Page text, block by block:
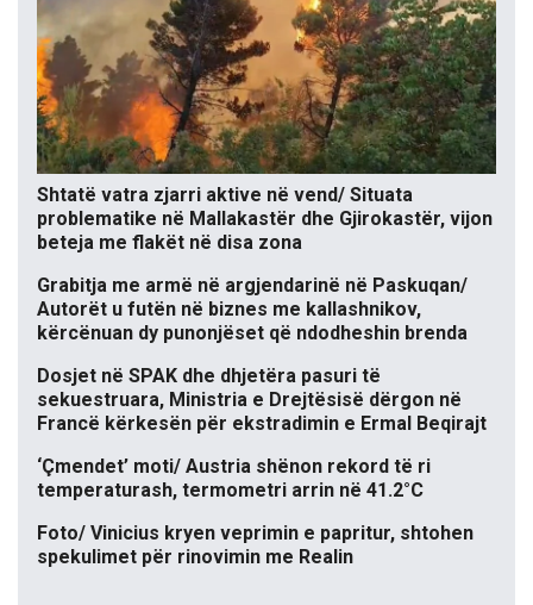
Shtatë vatra zjarri aktive në vend/ Situata
problematike në Mallakastër dhe Gjirokastër, vijon
beteja me flakët në disa zona
Grabitja me armë në argjendarinë në Paskuqan/
Autorët u futën në biznes me kallashnikov,
kërcënuan dy punonjëset që ndodheshin brenda
Dosjet në SPAK dhe dhjetëra pasuri të
sekuestruara, Ministria e Drejtësisë dërgon në
Francë kërkesën për ekstradimin e Ermal Beqirajt
‘Çmendet’ moti/ Austria shënon rekord të ri
temperaturash, termometri arrin në 41.2°C
Foto/ Vinicius kryen veprimin e papritur, shtohen
spekulimet për rinovimin me Realin